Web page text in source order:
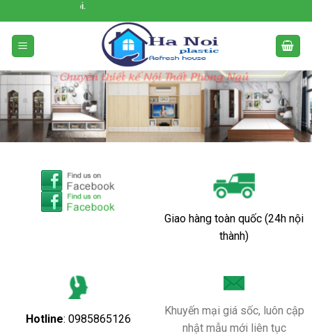
to
content
Giao hàng toàn quốc (24h nội
thành)
Hotline: 0985865126
Khuyến mại giá sốc, luôn cập
nhật mẫu mới liên tục